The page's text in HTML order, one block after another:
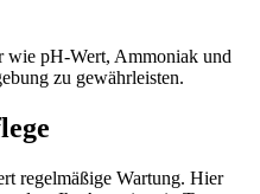
wie pH-Wert, Ammoniak und
zu gewährleisten.